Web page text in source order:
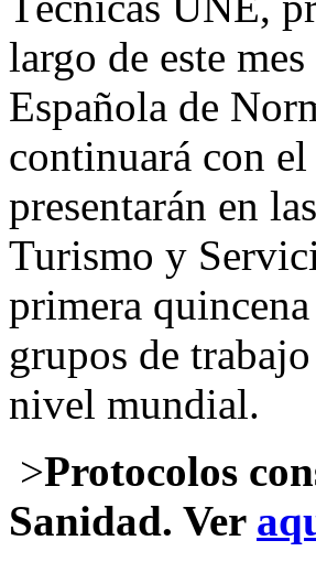
largo de este
Española de
continuará con
presentarán en
Turismo y
primera
grupos de
nivel mundial.
>Protocolos
Sanidad. Ver